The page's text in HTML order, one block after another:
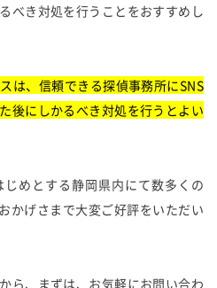
べき対処を行うことをおすすめし
は、信頼できる探偵事務所にSNS
後にしかるべき対処を行うとよい
めとする静岡県内にて数多くの
かげさまで大変ご好評をいただい
ら、まずは、お気軽にお問い合わ